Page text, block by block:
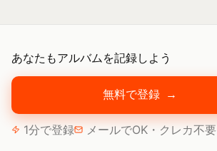
あなたもアルバムを記録しよう
無料で登録 →
1分で登録 メールでOK・クレカ不要